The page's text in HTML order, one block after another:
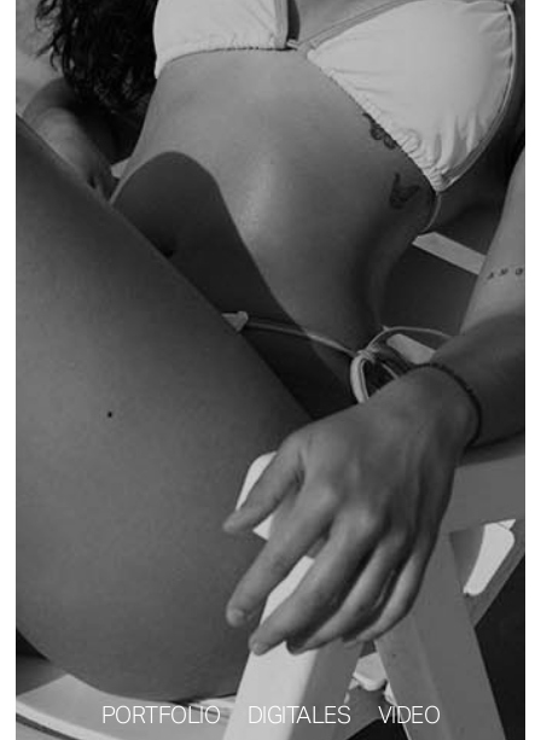
PORTFOLIO DIGITALES VIDEO